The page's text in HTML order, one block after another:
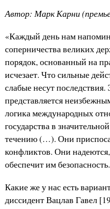
Автор: Марк Карни
«Каждый день нам
соперничества великих
порядок, основанный на
исчезает. Что сильные
слабые несут
представляется
логика международных
государства в
течению (…). Они
конфликтов. Они
обеспечит им
Какие же у нас есть
диссидент Вацлав Гавел